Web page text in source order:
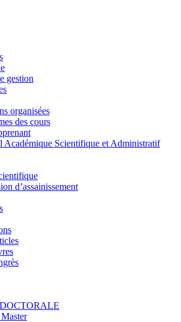
gestion
organisées
des cours
Académique Scientifique et Administratif
d’assainissement